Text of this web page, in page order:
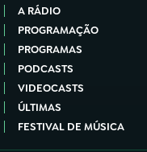
A RÁDIO
PROGRAMAÇÃO
PROGRAMAS
PODCASTS
VIDEOCASTS
ÚLTIMAS
FESTIVAL DE MÚSICA